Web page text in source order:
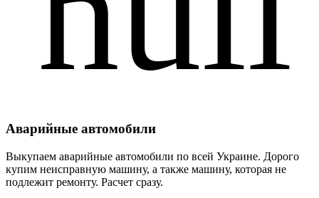
Аварийные автомобили
Выкупаем аварийные автомобили по всей Украине. Дорого
купим неисправную машину, а также машину, которая не
подлежит ремонту. Расчет сразу.